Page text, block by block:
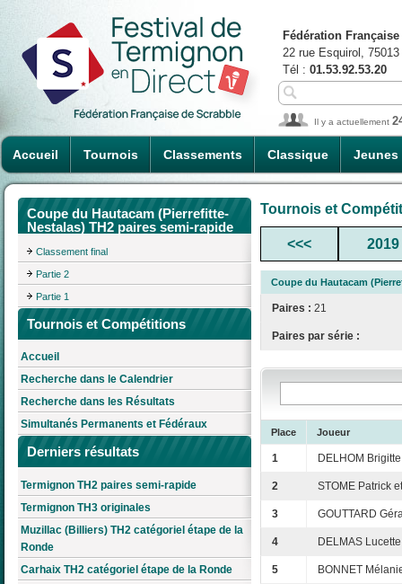
Accueil Tournois Classements Classique Jeunes
Fédération
22 rue Esquirol,
Tél : 01.53.92.53.20
Il y a actuellement
Coupe du Hautacam (Pierrefitte-
Nestalas) TH2 paires semi-rapide
Classement final
Partie 2
Partie 1
Tournois et Compétitions
Accueil
Recherche dans le Calendrier
Recherche dans les Résultats
Simultanés Permanents et Fédéraux
Derniers résultats
Termignon TH2 paires semi-rapide
Termignon TH3 originales
Muzillac (Billiers) TH2 catégoriel étape de la
Ronde
Carhaix TH2 catégoriel étape de la Ronde
Tournois et
<<< 2019
Coupe du Hautacam
Paires : 21
Paires par série :
Place Joueur
1 DELHOM
2 STOME Patrick
3 GOUTTARD
4 DELMAS
5 BONNET